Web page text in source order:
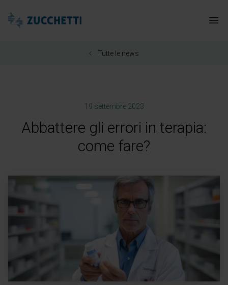
Zucchetti Healthcare
Tutte le news
19 settembre 2023
Abbattere gli errori in terapia:
come fare?